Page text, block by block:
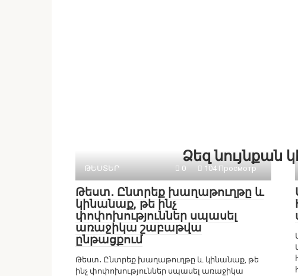
Ձեզ նույնքան
ԹԵՍՏԵՐ 0 104 Просмотр
Թեստ․ Ընտրեք խաղաթուղթը և
կինանաք, թե ինչ
փոփոխություններ սպասել
առաջիկա շաբաթվա
ընթացքում
Թեստ․ Ընտրեք խաղաթուղթը և կինանաք, թե
ինչ փոփոխություններ սպասել առաջիկա